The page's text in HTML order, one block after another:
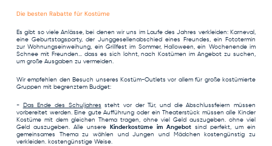
Die besten Rabatte für Kostüme
Es gibt so viele Anlässe, bei denen wir uns im Laufe des Jahres verkleiden: Karneval,
eine Geburtstagsparty, der Junggesellenabschied eines Freundes, ein Fototermin
zur Wohnungseinweihung, ein Grillfest im Sommer, Halloween, ein Wochenende im
Schnee mit Freunden... dass es sich lohnt, nach Kostümen im Angebot zu suchen,
um große Ausgaben zu vermeiden.
Wir empfehlen den Besuch unseres Kostüm-Outlets vor allem für große kostümierte
Gruppen mit begrenztem Budget:
- Das Ende des Schuljahres steht vor der Tür, und die Abschlussfeiern müssen
vorbereitet werden. Eine gute Aufführung oder ein Theaterstück müssen alle Kinder
Kostüme mit dem gleichen Thema tragen, ohne viel Geld auszugeben. ohne viel
Geld auszugeben. Alle unsere
Kinderkostüme im Angebot sind perfekt, um ein
gemeinsames Thema zu wählen und Jungen und Mädchen kostengünstig zu
verkleiden. kostengünstige Weise.